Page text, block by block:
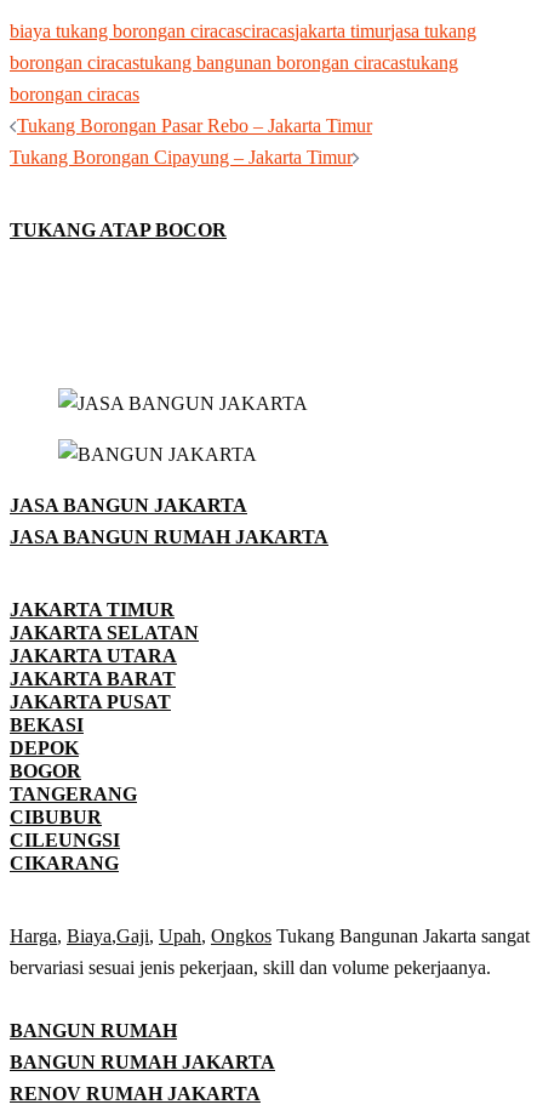
biaya tukang borongan ciracasciracasjakarta timurjasa tukang
borongan ciracastukang bangunan borongan ciracastukang
borongan ciracas
Post
navigation
Tukang Borongan Pasar Rebo – Jakarta Timur
Tukang Borongan Cipayung – Jakarta Timur
TUKANG ATAP BOCOR
JASA BANGUN JAKARTA
JASA BANGUN RUMAH JAKARTA
JAKARTA TIMUR
JAKARTA SELATAN
JAKARTA UTARA
JAKARTA BARAT
JAKARTA PUSAT
BEKASI
DEPOK
BOGOR
TANGERANG
CIBUBUR
CILEUNGSI
CIKARANG
Harga, Biaya,Gaji, Upah, Ongkos Tukang Bangunan Jakarta sangat
bervariasi sesuai jenis pekerjaan, skill dan volume pekerjaanya.
BANGUN RUMAH
BANGUN RUMAH JAKARTA
RENOV RUMAH JAKARTA